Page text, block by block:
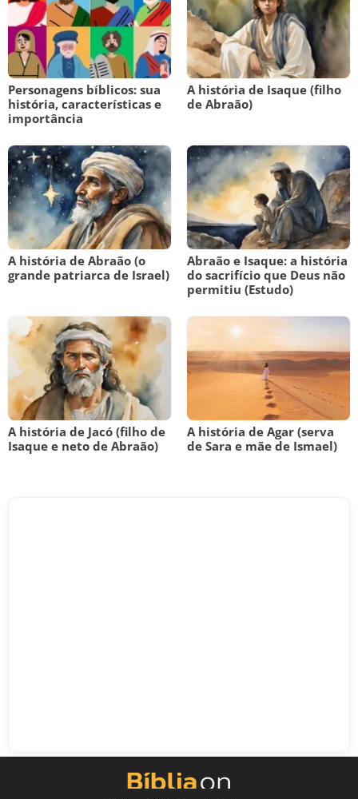
Personagens bíblicos: sua
história, características e
importância
A história de Isaque (filho
de Abraão)
A história de Abraão (o
grande patriarca de Israel)
Abraão e Isaque: a história
do sacrifício que Deus não
permitiu (Estudo)
A história de Jacó (filho de
Isaque e neto de Abraão)
A história de Agar (serva
de Sara e mãe de Ismael)